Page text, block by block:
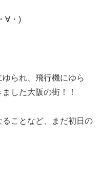
∀・)
られ、飛行機にゆら
した大阪の街！！
ことなど、まだ初日の